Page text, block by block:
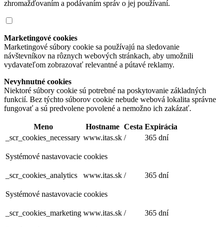
zhromažďovaním a podávaním správ o jej používaní.
Marketingové cookies
Marketingové súbory cookie sa používajú na sledovanie
návštevníkov na rôznych webových stránkach, aby umožnili
vydavateľom zobrazovať relevantné a pútavé reklamy.
Nevyhnutné cookies
Niektoré súbory cookie sú potrebné na poskytovanie základných
funkcií. Bez týchto súborov cookie nebude webová lokalita správne
fungovať a sú predvolene povolené a nemožno ich zakázať.
Meno Hostname Cesta Expirácia
_scr_cookies_necessary www.itas.sk / 365 dní
Systémové nastavovacie cookies
_scr_cookies_analytics www.itas.sk / 365 dní
Systémové nastavovacie cookies
_scr_cookies_marketing www.itas.sk / 365 dní